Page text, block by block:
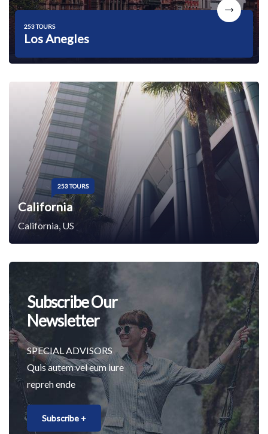
253 TOURS
Los Anegles
253 TOURS
California
California, US
Subscribe Our
Newsletter
SPECIAL ADVISORS
Quis autem vel eum iure
repreh ende
Subscribe +